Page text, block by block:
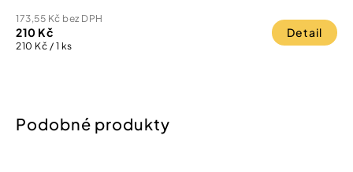
173,55 Kč bez DPH
210 Kč
Měrná
210 Kč / 1 ks
Detail